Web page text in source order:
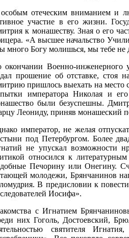
отеческим вниманием и
участие в его жизни.
к монашеству. Зная о его
«А высшее начальство
много Богу молишься, мы тебе не
окончании Военно-инженерного
прошение об отставке, стоя
пришлось выехать на место
императора Николая и
были безуспешны.
Леониду, приняв монашеский
император, не желая
под Петербургом. Более
не упускал возможности
относился к
Печорину или Онегину.
молодежи, Брянчанинов
В предисловии к
Иосифа».
с Игнатием
них Гоголь, Достоевский,
святителя